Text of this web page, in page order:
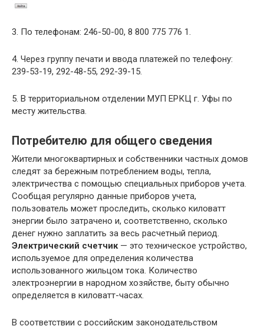
3. По телефонам: 246-50-00, 8 800 775 776 1.
4. Через группу печати и ввода платежей по телефону:
239-53-19, 292-48-55, 292-39-15.
5. В территориальном отделении МУП ЕРКЦ г. Уфы по
месту жительства.
Потребителю для общего сведения
Жители многоквартирных и собственники частных домов
следят за бережным потреблением воды, тепла,
электричества с помощью специальных приборов учета.
Сообщая регулярно данные приборов учета,
пользователь может проследить, сколько киловатт
энергии было затрачено и, соответственно, сколько
денег нужно заплатить за весь расчетный период.
Электрический счетчик— это техническое устройство,
используемое для определения количества
использованного жильцом тока. Количество
электроэнергии в народном хозяйстве, быту обычно
определяется в киловатт-часах.
В соответствии с российским законодательством